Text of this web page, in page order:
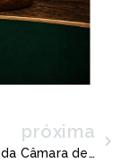
próxima
Presidente da Câmara de Pompéia, Pida fala com Radar 014 sobre aniversário da cidade